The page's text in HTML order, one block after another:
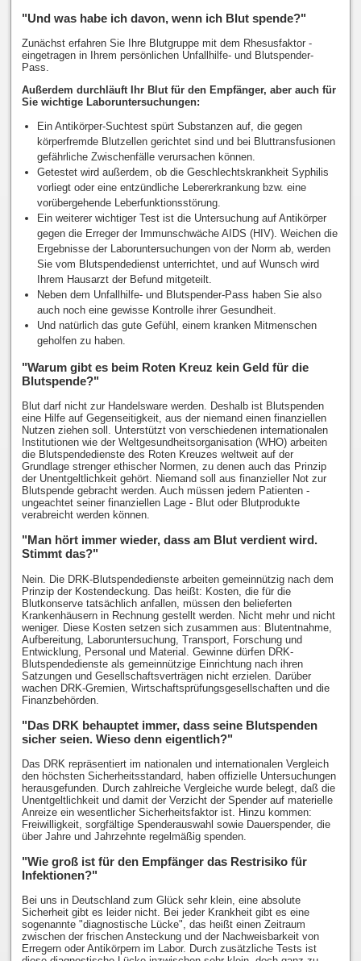
"Und was habe ich davon, wenn ich Blut spende?"
Zunächst erfahren Sie Ihre Blutgruppe mit dem Rhesusfaktor -
eingetragen in Ihrem persönlichen Unfallhilfe- und Blutspender-
Pass.
Außerdem durchläuft Ihr Blut für den Empfänger, aber auch für
Sie wichtige Laboruntersuchungen:
Ein Antikörper-Suchtest spürt Substanzen auf, die gegen
körperfremde Blutzellen gerichtet sind und bei Bluttransfusionen
gefährliche Zwischenfälle verursachen können.
Getestet wird außerdem, ob die Geschlechtskrankheit Syphilis
vorliegt oder eine entzündliche Lebererkrankung bzw. eine
vorübergehende Leberfunktionsstörung.
Ein weiterer wichtiger Test ist die Untersuchung auf Antikörper
gegen die Erreger der Immunschwäche AIDS (HIV). Weichen die
Ergebnisse der Laboruntersuchungen von der Norm ab, werden
Sie vom Blutspendedienst unterrichtet, und auf Wunsch wird
Ihrem Hausarzt der Befund mitgeteilt.
Neben dem Unfallhilfe- und Blutspender-Pass haben Sie also
auch noch eine gewisse Kontrolle ihrer Gesundheit.
Und natürlich das gute Gefühl, einem kranken Mitmenschen
geholfen zu haben.
"Warum gibt es beim Roten Kreuz kein Geld für die
Blutspende?"
Blut darf nicht zur Handelsware werden. Deshalb ist Blutspenden
eine Hilfe auf Gegenseitigkeit, aus der niemand einen finanziellen
Nutzen ziehen soll. Unterstützt von verschiedenen internationalen
Institutionen wie der Weltgesundheitsorganisation (WHO) arbeiten
die Blutspendedienste des Roten Kreuzes weltweit auf der
Grundlage strenger ethischer Normen, zu denen auch das Prinzip
der Unentgeltlichkeit gehört. Niemand soll aus finanzieller Not zur
Blutspende gebracht werden. Auch müssen jedem Patienten -
ungeachtet seiner finanziellen Lage - Blut oder Blutprodukte
verabreicht werden können.
"Man hört immer wieder, dass am Blut verdient wird.
Stimmt das?"
Nein. Die DRK-Blutspendedienste arbeiten gemeinnützig nach dem
Prinzip der Kostendeckung. Das heißt: Kosten, die für die
Blutkonserve tatsächlich anfallen, müssen den belieferten
Krankenhäusern in Rechnung gestellt werden. Nicht mehr und nicht
weniger. Diese Kosten setzen sich zusammen aus: Blutentnahme,
Aufbereitung, Laboruntersuchung, Transport, Forschung und
Entwicklung, Personal und Material. Gewinne dürfen DRK-
Blutspendedienste als gemeinnützige Einrichtung nach ihren
Satzungen und Gesellschaftsverträgen nicht erzielen. Darüber
wachen DRK-Gremien, Wirtschaftsprüfungsgesellschaften und die
Finanzbehörden.
"Das DRK behauptet immer, dass seine Blutspenden
sicher seien. Wieso denn eigentlich?"
Das DRK repräsentiert im nationalen und internationalen Vergleich
den höchsten Sicherheitsstandard, haben offizielle Untersuchungen
herausgefunden. Durch zahlreiche Vergleiche wurde belegt, daß die
Unentgeltlichkeit und damit der Verzicht der Spender auf materielle
Anreize ein wesentlicher Sicherheitsfaktor ist. Hinzu kommen:
Freiwilligkeit, sorgfältige Spenderauswahl sowie Dauerspender, die
über Jahre und Jahrzehnte regelmäßig spenden.
"Wie groß ist für den Empfänger das Restrisiko für
Infektionen?"
Bei uns in Deutschland zum Glück sehr klein, eine absolute
Sicherheit gibt es leider nicht. Bei jeder Krankheit gibt es eine
sogenannte "diagnostische Lücke", das heißt einen Zeitraum
zwischen der frischen Ansteckung und der Nachweisbarkeit von
Erregern oder Antikörpern im Labor. Durch zusätzliche Tests ist